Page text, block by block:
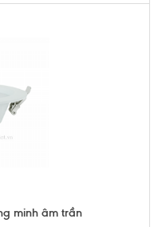
minh âm trần